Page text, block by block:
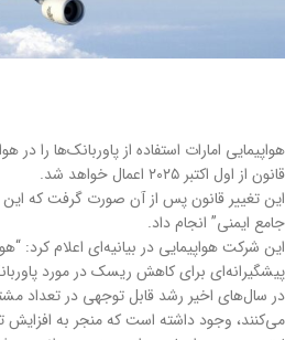
هواپیمایی امارات استفاده از پاوربانک‌ها را در
قانون از اول اکتبر ۲۰۲۵ اعمال خواهد شد.
این تغییر قانون پس از آن صورت گرفت که
جامع ایمنی” انجام داد.
این شرکت هواپیمایی در بیانیه‌ای اعلام کرد:
پیشگیرانه‌ای برای کاهش ریسک در مورد
در سال‌های اخیر رشد قابل توجهی در تعداد
می‌کنند، وجود داشته است که منجر به افزایش